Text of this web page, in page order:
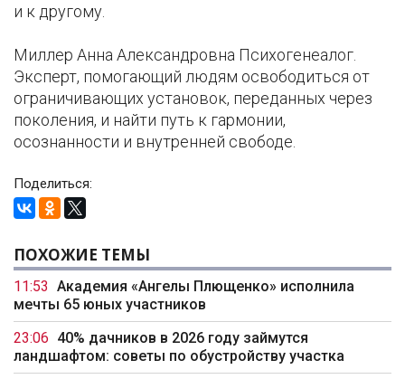
и к другому.
Миллер Анна Александровна Психогенеалог.
Эксперт, помогающий людям освободиться от
ограничивающих установок, переданных через
поколения, и найти путь к гармонии,
осознанности и внутренней свободе.
Поделиться:
ПОХОЖИЕ ТЕМЫ
11:53 Академия «Ангелы Плющенко» исполнила
мечты 65 юных участников
23:06 40% дачников в 2026 году займутся
ландшафтом: советы по обустройству участка